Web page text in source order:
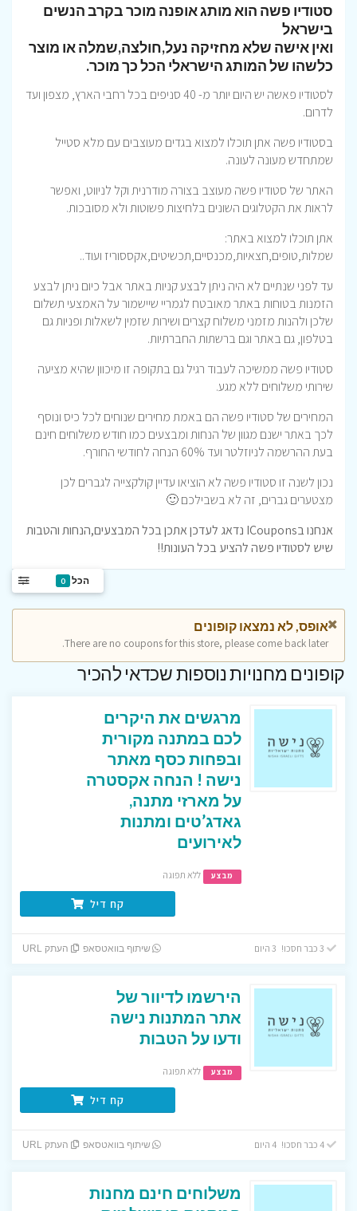
סטודיו פשה הוא מותג אופנה מוכר בקרב הנשים
בישראל
ואין אישה שלא מחזיקה נעל,חולצה,שמלה או מוצר
כלשהו של המותג הישראלי הכל כך מוכר.
לסטודיו פאשה יש היום יותר מ- 40 סניפים בכל רחבי הארץ, מצפון ועד
לדרום.
בסטודיו פשה אתן תוכלו למצוא בגדים מעוצבים עם מלא סטייל
שמתחדש מעונה לעונה.
האתר של סטודיו פשה מעוצב בצורה מודרנית וקל לניווט, ואפשר
לראות את הקטלוגים השונים בלחיצות פשוטות ולא מסובכות.
אתן תוכלו למצוא באתר:
שמלות,טופים,חצאיות,מכנסיים,תכשיטים,אקססוריז ועוד..
עד לפני שנתיים לא היה ניתן לבצע קניות באתר אבל כיום ניתן לבצע
הזמנות בטוחות באתר מאובטח לגמריי שיישמור על האמצעי תשלום
שלכן ולהנות מזמני משלוח קצרים ושירות שזמין לשאלות ופניות גם
בטלפון, גם באתר וגם ברשתות החברתיות.
סטודיו פשה ממשיכה לעבוד רגיל גם בתקופה זו מיכוון שהיא מציעה
שירותי משלוחים ללא מגע.
המחירים של סטודיו פשה הם באמת מחירים שנוחים לכל כיס ונוסף
לכך באתר ישנם מגוון של הנחות ומבצעים כמו חודש משלוחים חינם
בעת ההרשמה לניוזלטר ועד 60% הנחה לחודשי החורף.
נכון לשנה זו סטודיו פשה לא הוציאו עדיין קולקצייה לגברים לכן
מצטערים גברים, זה לא בשבילכם 🙂
אנחנו בICoupons נדאג לעדכן אתכן בכל המבצעים,הנחות והטבות
שיש לסטודיו פשה להציע בכל העונות!!
הכל 0
אופס, לא נמצאו קופונים
There are no coupons for this store, please come back later.
קופונים מחנויות נוספות שכדאי להכיר
מרגשים את היקרים
לכם במתנה מקורית
ובפחות כסף מאתר
נישה ! הנחה אקסטרה
על מארזי מתנה,
גאדג’טים ומתנות
לאירועים
מבצע ללא תפוגה
קח דיל
שיתוף בוואטסאפ העתק URL
הירשמו לדיוור של
אתר המתנות נישה
ודעו על הטבות
מבצע ללא תפוגה
קח דיל
4 כבר חסכו! 4 היום שיתוף בוואטסאפ העתק URL
משלוחים חינם מחנות